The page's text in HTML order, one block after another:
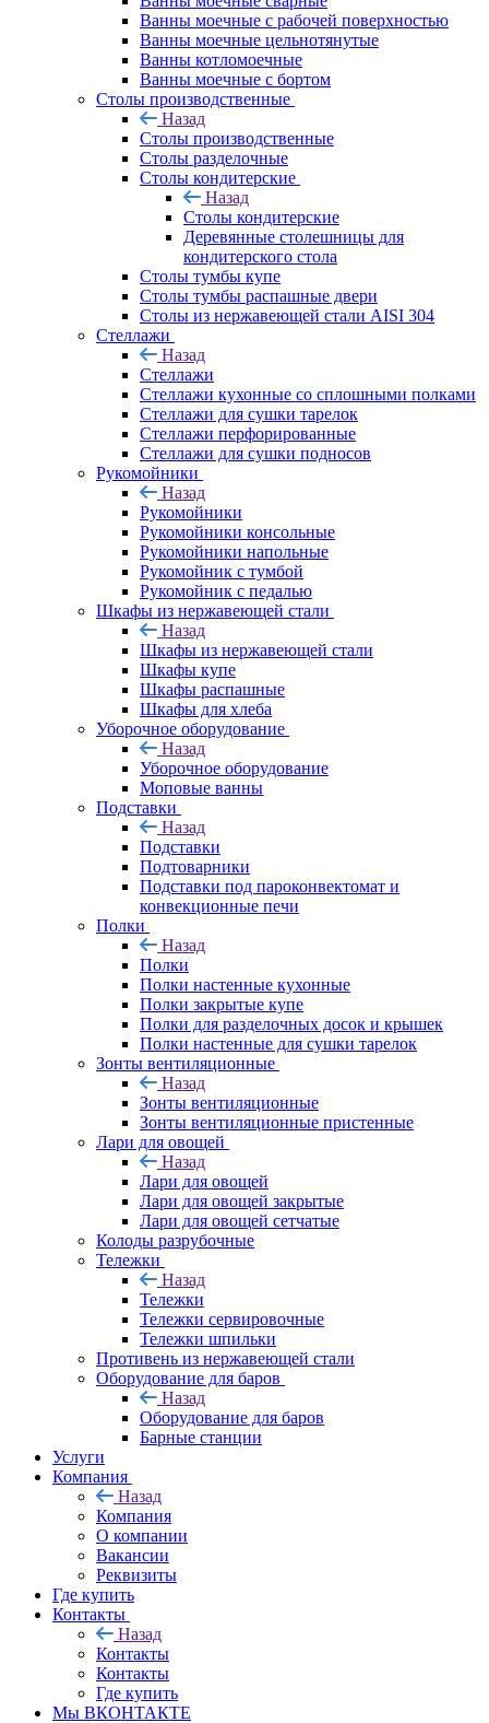
Ванны моечные с рабочей поверхностью
Ванны моечные цельнотянутые
Ванны котломоечные
Ванны моечные с бортом
Столы производственные
Назад
Столы производственные
Столы разделочные
Столы кондитерские
Назад
Столы кондитерские
Деревянные столешницы для
кондитерского стола
Столы тумбы купе
Столы тумбы распашные двери
Столы из нержавеющей стали AISI 304
Стеллажи
Назад
Стеллажи
Стеллажи кухонные со сплошными полками
Стеллажи для сушки тарелок
Стеллажи перфорированные
Стеллажи для сушки подносов
Рукомойники
Назад
Рукомойники
Рукомойники консольные
Рукомойники напольные
Рукомойник с тумбой
Рукомойник с педалью
Шкафы из нержавеющей стали
Назад
Шкафы из нержавеющей стали
Шкафы купе
Шкафы распашные
Шкафы для хлеба
Уборочное оборудование
Назад
Уборочное оборудование
Моповые ванны
Подставки
Назад
Подставки
Подтоварники
Подставки под пароконвектомат и
конвекционные печи
Полки
Назад
Полки
Полки настенные кухонные
Полки закрытые купе
Полки для разделочных досок и крышек
Полки настенные для сушки тарелок
Зонты вентиляционные
Назад
Зонты вентиляционные
Зонты вентиляционные пристенные
Лари для овощей
Назад
Лари для овощей
Лари для овощей закрытые
Лари для овощей сетчатые
Колоды разрубочные
Тележки
Назад
Тележки
Тележки сервировочные
Тележки шпильки
Противень из нержавеющей стали
Оборудование для баров
Назад
Оборудование для баров
Барные станции
Услуги
Компания
Назад
Компания
О компании
Вакансии
Реквизиты
Где купить
Контакты
Назад
Контакты
Контакты
Где купить
Мы ВКОНТАКТЕ